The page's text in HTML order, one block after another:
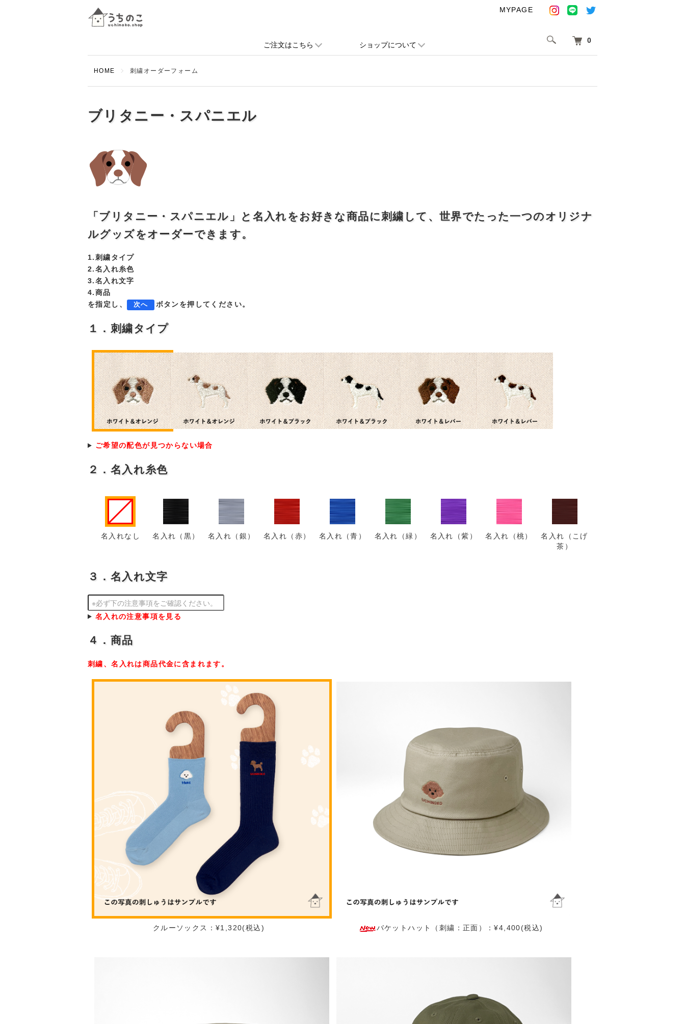
0
ご注文はこちら ショップについて
MYPAGE
HOME 刺繍オーダーフォーム
ブリタニー・スパニエル
「ブリタニー・スパニエル」と名入れをお好きな商品に刺繍して、世界でたった一つのオリジナ
ルグッズをオーダーできます。
1.刺繍タイプ
2.名入れ糸色
3.名入れ文字
4.商品
を指定し、
次へ ボタンを押してください。
１．刺繍タイプ
ご希望の配色が見つからない場合
２．名入れ糸色
名入れなし 名入れ（黒） 名入れ（銀） 名入れ（赤） 名入れ（青） 名入れ（緑） 名入れ（紫） 名入れ（桃）
名入れ（こげ
茶）
３．名入れ文字
名入れの注意事項を見る
４．商品
刺繍、名入れは商品代金に含まれます。
クルーソックス：¥1,320(税込) バケットハット（刺繍：正面）：¥4,400(税込)